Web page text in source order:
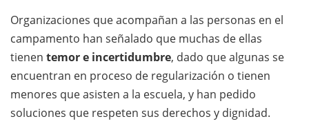
Organizaciones que acompañan a las personas en el
campamento han señalado que muchas de ellas
tienen temor e incertidumbre, dado que algunas se
encuentran en proceso de regularización o tienen
menores que asisten a la escuela, y han pedido
soluciones que respeten sus derechos y dignidad.